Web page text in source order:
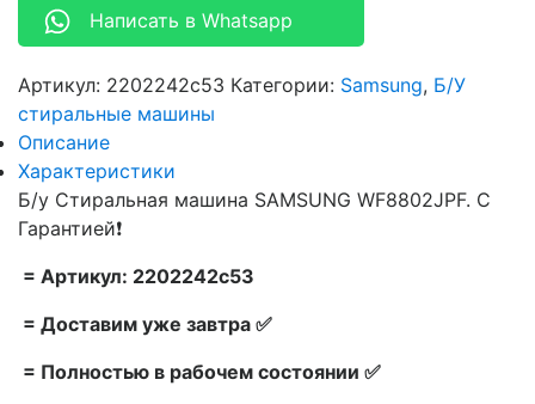
Написать в Whatsapp
Артикул: 2202242c53 Категории: Samsung, Б/У
стиральные машины
Описание
Характеристики
Б/у Стиральная машина SAMSUNG WF8802JPF. С
Гарантией❗
= Артикул: 2202242c53
= Доставим уже завтра ✅
= Полностью в рабочем состоянии ✅